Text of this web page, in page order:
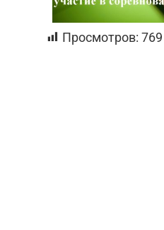
Просмотров: 769